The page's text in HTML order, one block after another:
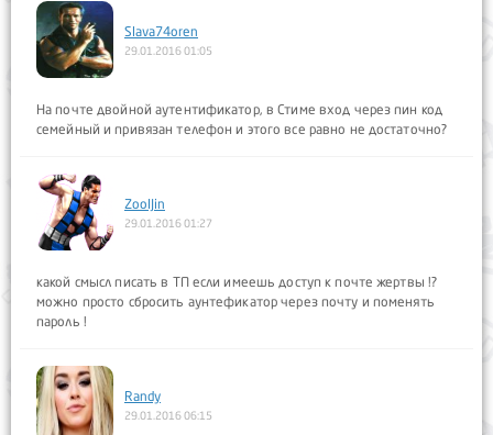
Slava74oren
29.01.2016 01:05
На почте двойной аутентификатор, в Стиме вход через пин код
семейный и привязан телефон и этого все равно не достаточно?
ZoolJin
29.01.2016 01:27
какой смысл писать в ТП если имеешь доступ к почте жертвы !?
можно просто сбросить аунтефикатор через почту и поменять
пароль !
Randy
29.01.2016 06:15